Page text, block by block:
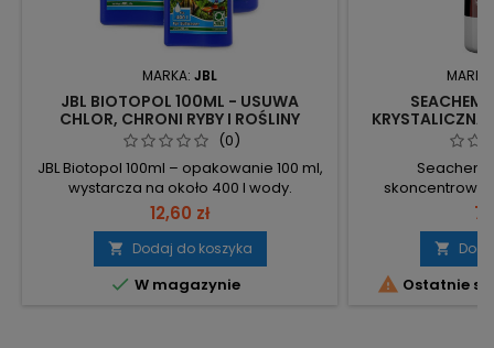
MARKA: JBL
JBL BIOTOPOL 100ML - USUWA
CHLOR, CHRONI RYBY I ROŚLINY
(0)
JBL Biotopol 100ml – opakowanie 100 ml,
wystarcza na około 400 l wody.
Konkretna wydajność ułatwia
planowanie zużycia. 100 ml – pojemność
opakowania ok. 400 l – objętość wody,
na którą wystarcza Mniej uzupełnień –
rzadsze zakupy i łatwiejsze dozowanie
12,60 zł
 Dodaj do koszyka
 W magazynie
SEACHEM
KRYSTALICZNA
Seachem
neutralizujący
wiążący
Pojemność
opakowanie do
Dawka: 1

 Ostatnie